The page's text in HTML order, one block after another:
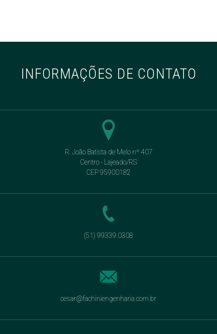
INFORMAÇÕES DE CONTATO
R. João Batista de Melo nº 407
Centro - Lajeado/RS
CEP 95900182
(51) 99339.0308
cesar@fachiniengenharia.com.br